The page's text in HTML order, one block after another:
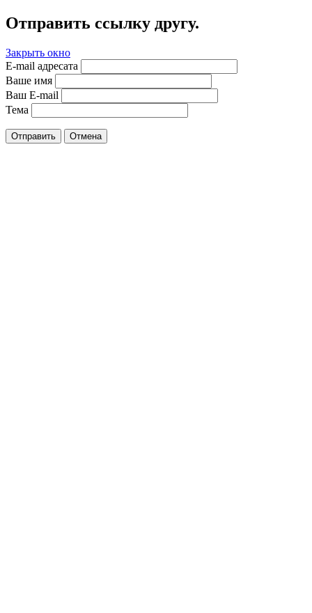
Отправить ссылку другу.
Закрыть окно
E-mail адресата
Ваше имя
Ваш E-mail
Тема
Отправить Отмена